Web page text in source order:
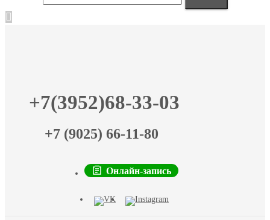
+7(3952)68-33-03
+7 (9025) 66-11-80
Онлайн-запись